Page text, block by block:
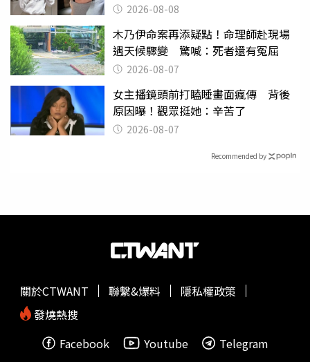
2026-08-08
木乃伊命案再添疑點！命理師赴現場
遇天候驟變 驚喊：死者還有冤屈
2026-08-07
女主播鏡頭前打瞌睡畫面瘋傳 背後
原因曝！觀眾挺她：辛苦了
2026-08-07
Recommended by
關於CTWANT 聯繫&爆料
隱私權政策
發燒熱搜
Facebook
Youtube Telegram